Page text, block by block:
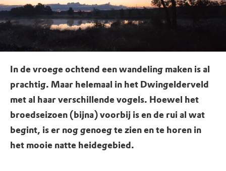
In de vroege ochtend een wandeling maken is al
prachtig. Maar helemaal in het Dwingelderveld
met al haar verschillende vogels. Hoewel het
broedseizoen (bijna) voorbij is en de rui al wat
begint, is er nog genoeg te zien en te horen in
het mooie natte heidegebied.